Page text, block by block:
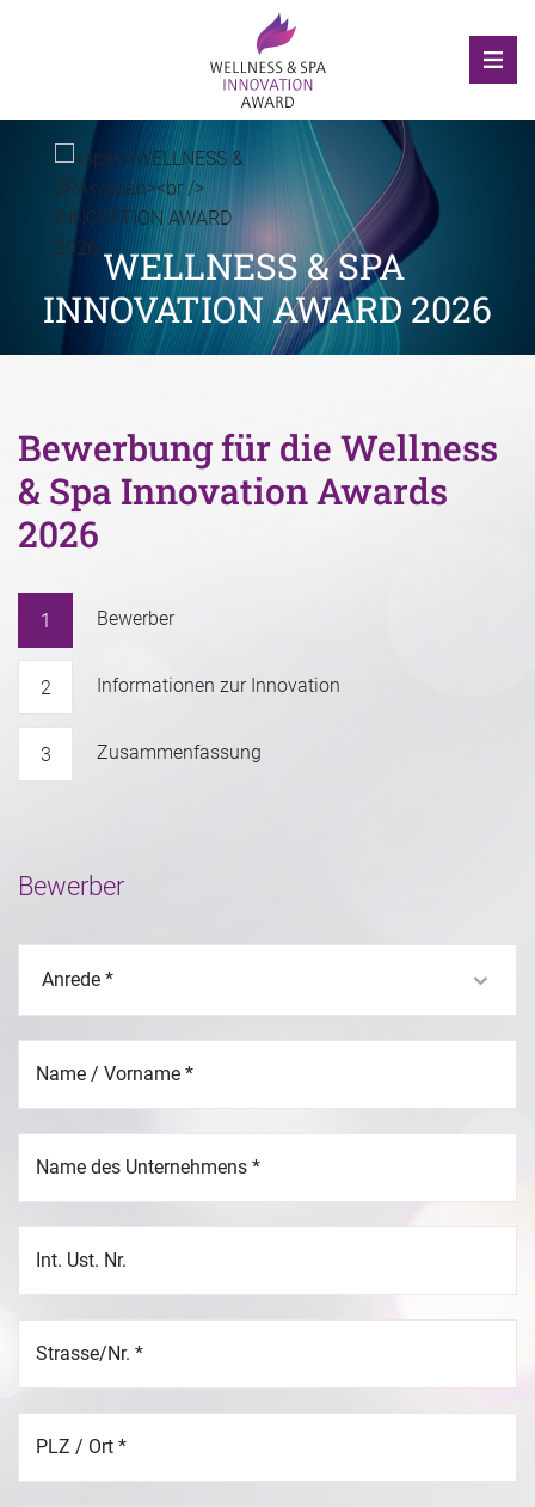
WELLNESS & SPA
INNOVATION AWARD 2026
Bewerbung für die Wellness
& Spa Innovation Awards
2026
Bewerber
Informationen zur Innovation
Zusammenfassung
Bewerber
Name / Vorname *
Name des Unternehmens *
Int. Ust. Nr.
Strasse/Nr. *
PLZ / Ort *